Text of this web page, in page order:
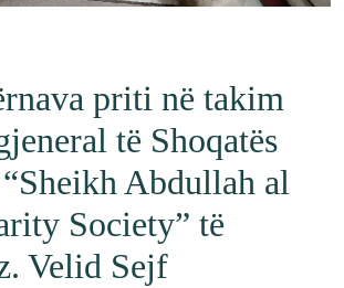
priti në takim
të Shoqatës
Abdullah al
Society” të
Velid Sejf